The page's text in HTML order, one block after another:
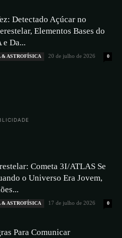
Detectado Açúcar no
Elementos Bases do
e Da...
& ASTROFÍSICA 20 de julho de 2026 0
Cometa 3I/ATLAS Se
o Universo Era Jovem,
& ASTROFÍSICA 17 de julho de 2026 0
Para Comunicar